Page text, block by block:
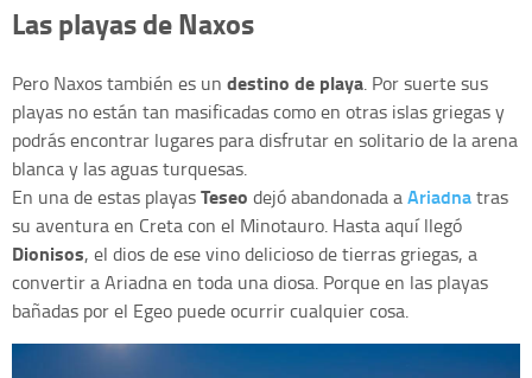
Las playas de Naxos
Pero Naxos también es un destino de playa. Por suerte sus
playas no están tan masificadas como en otras islas griegas y
podrás encontrar lugares para disfrutar en solitario de la arena
blanca y las aguas turquesas.
En una de estas playasTeseo dejó abandonada aAriadnatras
su aventura en Creta con el Minotauro. Hasta aquí llegó
Dionisos, el dios de ese vino delicioso de tierras griegas, a
convertir a Ariadna en toda una diosa. Porque en las playas
bañadas por el Egeo puede ocurrir cualquier cosa.